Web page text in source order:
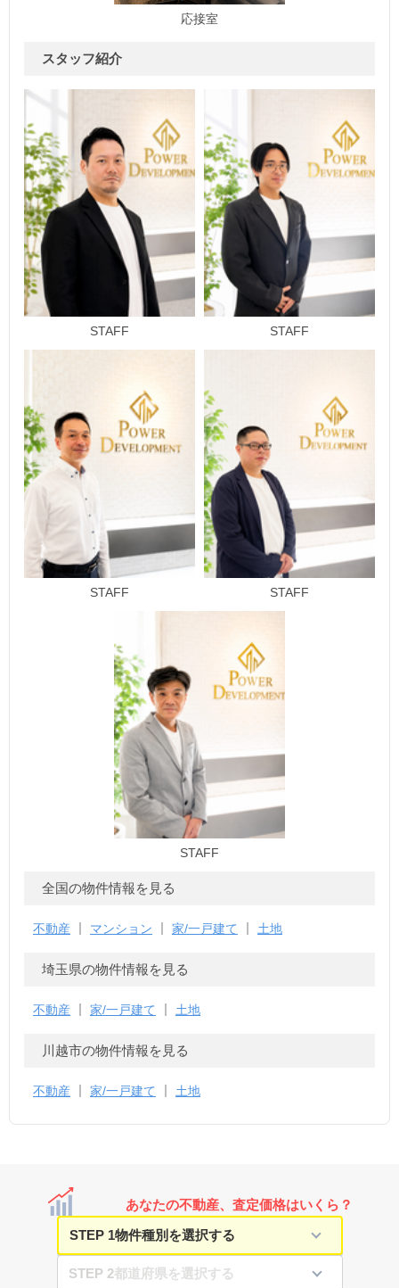
応接室
スタッフ紹介
STAFF STAFF
STAFF STAFF
STAFF
全国の物件情報を見る
不動産 マンション 家/一戸建て 土地
埼玉県の物件情報を見る
不動産 家/一戸建て 土地
川越市の物件情報を見る
不動産 家/一戸建て 土地
あなたの不動産、査定価格はいくら？
STEP 1
STEP 2